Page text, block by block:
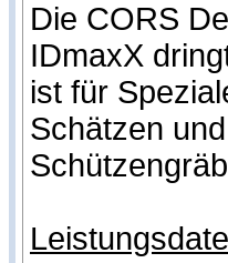
Die CORS
IDmaxX
ist für
Schätzen